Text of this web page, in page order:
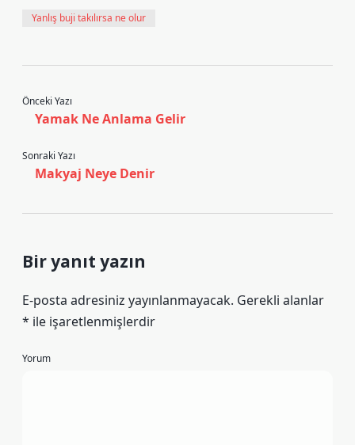
Yanlış buji takılırsa ne olur
Önceki Yazı
Yamak Ne Anlama Gelir
Sonraki Yazı
Makyaj Neye Denir
Bir yanıt yazın
E-posta adresiniz yayınlanmayacak. Gerekli alanlar
* ile işaretlenmişlerdir
Yorum